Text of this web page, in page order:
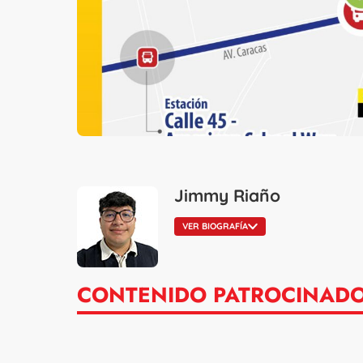
Jimmy Riaño
VER BIOGRAFÍA
CONTENIDO